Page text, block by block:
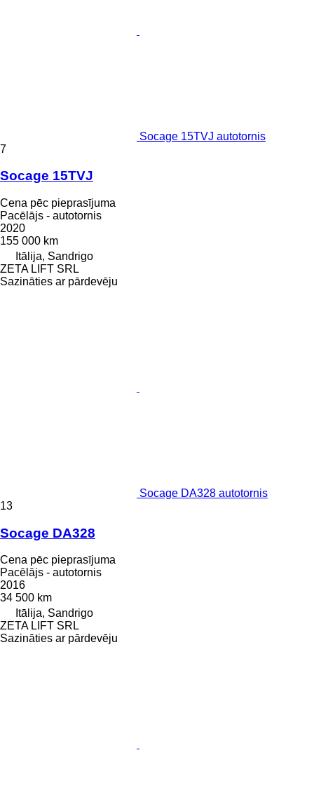
Socage 15TVJ autotornis
7
Socage 15TVJ
Cena pēc pieprasījuma
Pacēlājs - autotornis
2020
155 000 km
Itālija, Sandrigo
ZETA LIFT SRL
Sazināties ar pārdevēju
Socage DA328 autotornis
13
Socage DA328
Cena pēc pieprasījuma
Pacēlājs - autotornis
2016
34 500 km
Itālija, Sandrigo
ZETA LIFT SRL
Sazināties ar pārdevēju